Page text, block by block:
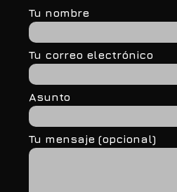
Tu nombre
Tu correo electrónico
Asunto
Tu mensaje (opcional)